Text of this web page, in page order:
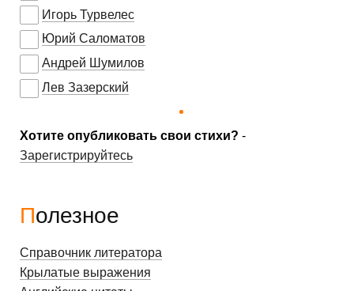
Игорь Турвелес
Юрий Саломатов
Андрей Шумилов
Лев Зазерский
Хотите опубликовать свои стихи? -
Зарегистрируйтесь
Полезное
Справочник литератора
Крылатые выражения